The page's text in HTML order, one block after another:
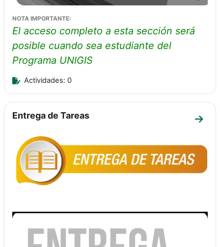
NOTA IMPORTANTE:
El acceso completo a esta sección será
posible cuando sea estudiante del
Programa UNIGIS
Actividades: 0
Entrega de Tareas
Ir a